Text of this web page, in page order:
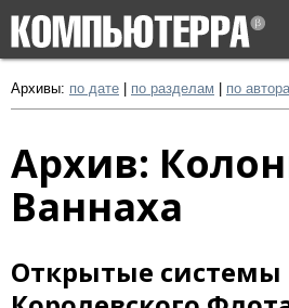
Архивы: по дате по разделам по
Архив:
Ваннаха
Открытые системы